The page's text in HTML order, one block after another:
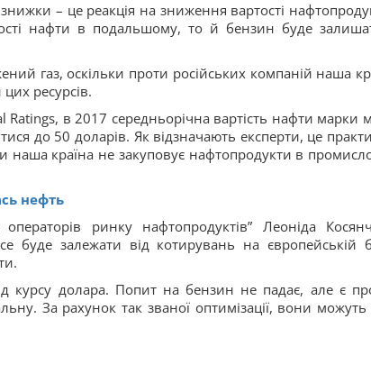
– це реакція на зниження вартості
нафти в подальшому, то й бензин буде
газ, оскільки проти російських компаній наша
ресурсів.
Ratings, в 2017 середньорічна вартість нафти марки
до 50 доларів. Як відзначають експерти, це
наша країна не закуповує нафтопродукти в
нефть
ринку нафтопродуктів” Леоніда
буде залежати від котирувань на європейській
курсу долара. Попит на бензин не падає, але є
За рахунок так званої оптимізації, вони можуть